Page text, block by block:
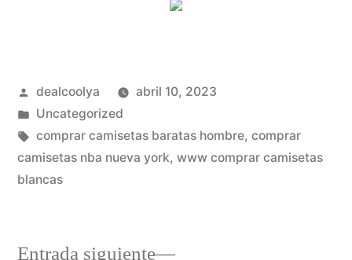
Publicado
por
dealcoolya
abril 10, 2023
Publicado
en
Uncategorized
Etiquetas:
comprar camisetas baratas hombre, comprar
camisetas nba nueva york, www comprar camisetas
blancas
Entrada siguiente
Entrada